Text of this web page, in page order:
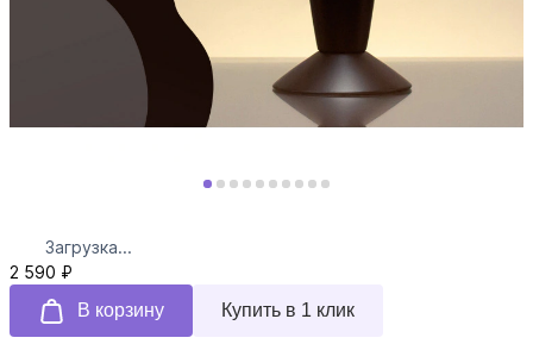
Загрузка...
2 590 ₽
В корзину
Купить в 1 клик